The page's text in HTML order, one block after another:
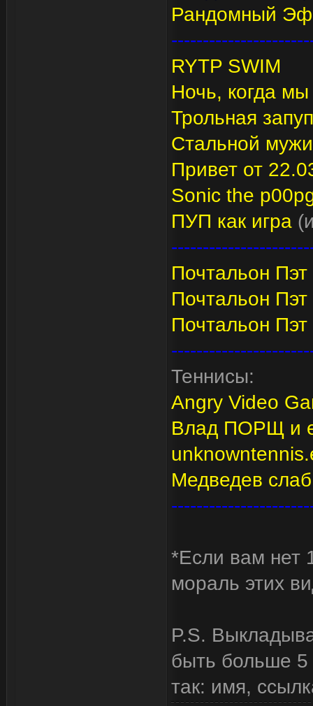
Рандомный
RYTP SWIM
Ночь, когда
Трольная
Стальной
Привет от
Sonic the
ПУП как игра
Почтальон Пэт
Почтальон
Почтальон Пэт
Теннисы:
Angry Video
Влад ПОРЩ и
Медведев
*Если вам нет
мораль этих
P.S.
быть больше 5
так: имя,